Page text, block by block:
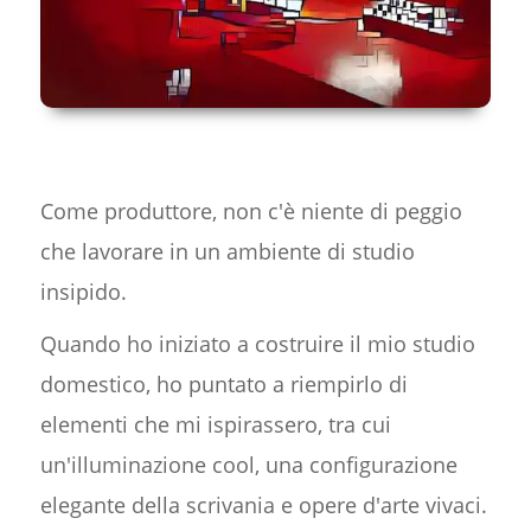
Come produttore, non c'è niente di peggio
che lavorare in un ambiente di studio
insipido.
Quando ho iniziato a costruire il mio studio
domestico, ho puntato a riempirlo di
elementi che mi ispirassero, tra cui
un'illuminazione cool, una configurazione
elegante della scrivania e opere d'arte vivaci.